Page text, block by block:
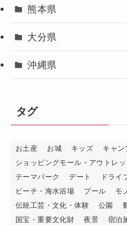
熊本県
大分県
沖縄県
タグ
お土産 お城 キッズ キャン
ショッピングモール・アウトレッ
テーマパーク
デート ドライ
ビーチ・海水浴場
プール モ
伝統工芸・文化・体験
公園
国宝・重要文化財
夜景 宿泊